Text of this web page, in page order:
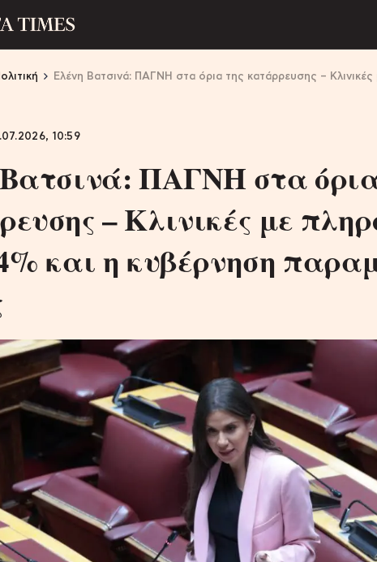
Ελένη Βατσινά: ΠΑΓΝΗ στα όρια της κατάρρευσης –
10:59
ΠΑΓΝΗ στα
– Κλινικές με
και η κυβέρνηση